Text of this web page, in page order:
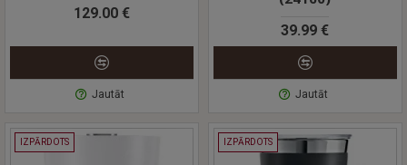
129.00 €
Jautāt
39.99 €
Jautāt
IZPĀRDOTS IZPĀRDOTS